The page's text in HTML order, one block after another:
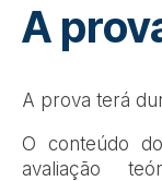
A
A prova terá
O conteúdo
avaliação